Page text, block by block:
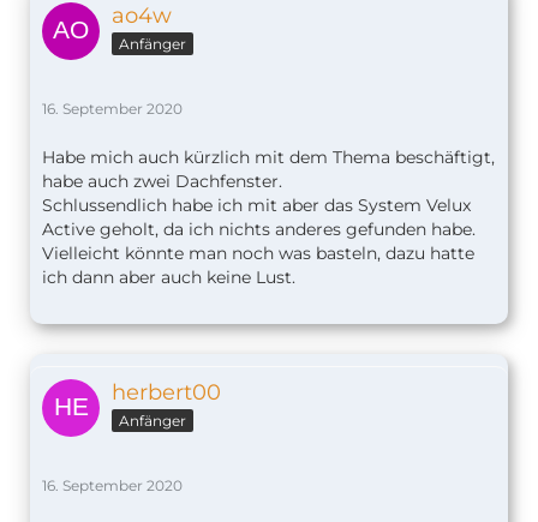
ao4w
Anfänger
16. September 2020
Habe mich auch kürzlich mit dem Thema beschäftigt,
habe auch zwei Dachfenster.
Schlussendlich habe ich mit aber das System Velux
Active geholt, da ich nichts anderes gefunden habe.
Vielleicht könnte man noch was basteln, dazu hatte
ich dann aber auch keine Lust.
herbert00
Anfänger
16. September 2020